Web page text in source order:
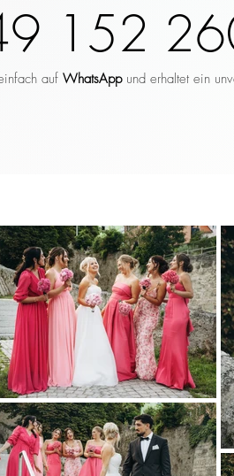
152
auf WhatsAppund erhaltet ein